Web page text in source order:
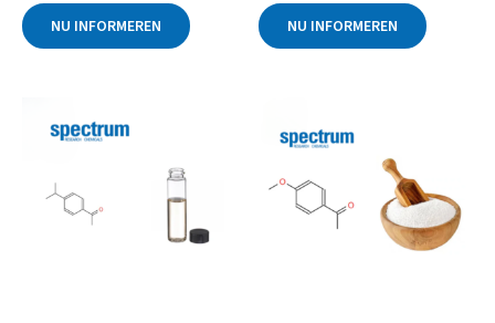
0
uit
5
NU INFORMEREN
0
uit
5
NU INFORMEREN